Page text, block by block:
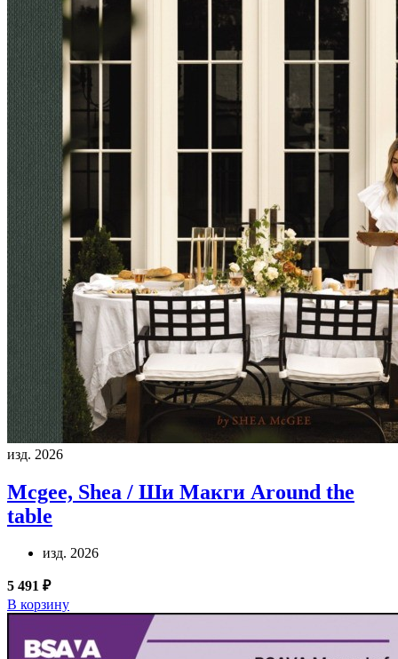
изд. 2026
Mcgee, Shea / Ши Макги Around the
table
изд. 2026
5 491 ₽
В корзину